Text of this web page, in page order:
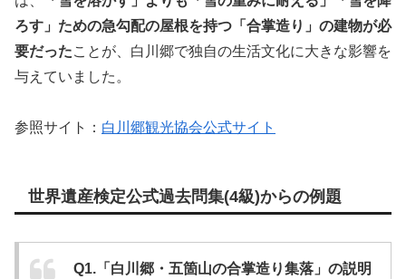
ろす」ための急勾配の屋根を持つ「合掌造り」の建物が必
要だったことが、白川郷で独自の生活文化に大きな影響を
与えていました。
参照サイト： 白川郷観光協会公式サイト
世界遺産検定公式過去問集(4級)からの例題
Q1.「白川郷・五箇山の合掌造り集落」の説明